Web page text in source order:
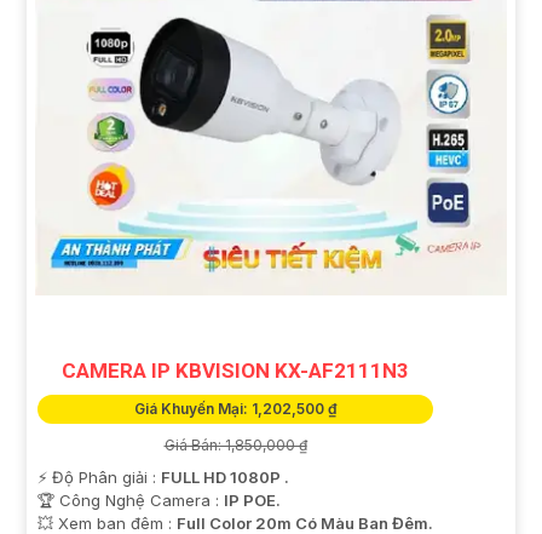
CAMERA IP KBVISION KX-AF2111N3
Giá Khuyến Mại: 1,202,500 ₫
Giá Bán: 1,850,000 ₫
️⚡ Độ Phân giải : FULL HD 1080P .
🏆 Công Nghệ Camera : IP POE.
💥 Xem ban đêm : Full Color 20m Có Màu Ban Đêm.